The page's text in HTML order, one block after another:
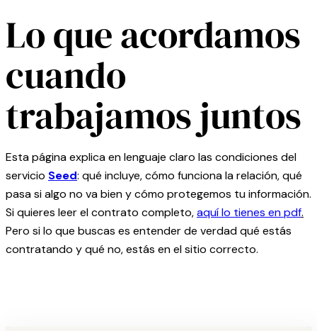
Lo que acordamos
cuando
trabajamos juntos
Esta página explica en lenguaje claro las condiciones del
servicio Seed: qué incluye, cómo funciona la relación, qué
pasa si algo no va bien y cómo protegemos tu información.
Si quieres leer el contrato completo,aquí lo tienes en pdf.
Pero si lo que buscas es entender de verdad qué estás
contratando y qué no, estás en el sitio correcto.